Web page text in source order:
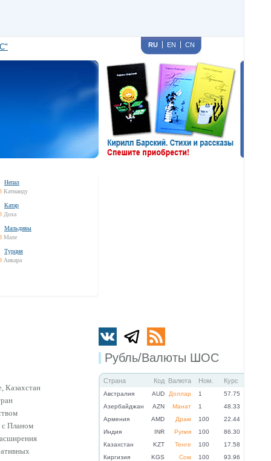
RU EN CN
Непал
Катманду
Катар
Доха
Мальдивы
Мале
Турция
Анкара
Рубль/Валюты ШОС
Страна Код Валюта Ном. Курс
Австралия AUD Доллар 1
57.75
Азербайджан
AZN Манат 1
48.33
Армения
AMD Драм 100
22.44
Индия
INR Рупия 100
86.30
Казахстан
KZT Тенге 100
17.58
Киргизия
KGS Сом 100
93.96
Казахстан
с Планом